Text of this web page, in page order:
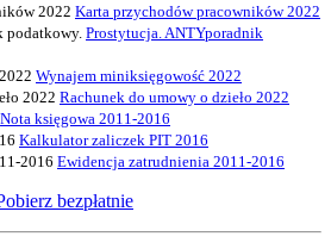
Karta przychodów pracowników 2022
Prostytucja. ANTYporadnik
Wynajem miniksięgowość 2022
Rachunek do umowy o dzieło 2022
Nota księgowa 2011-2016
Kalkulator zaliczek PIT 2016
Ewidencja zatrudnienia 2011-2016
bezpłatnie